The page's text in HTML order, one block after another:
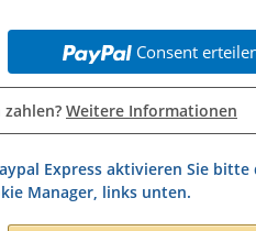
Consent
Weitere Informationen
Express aktivieren Sie bitte
Manager, links unten.